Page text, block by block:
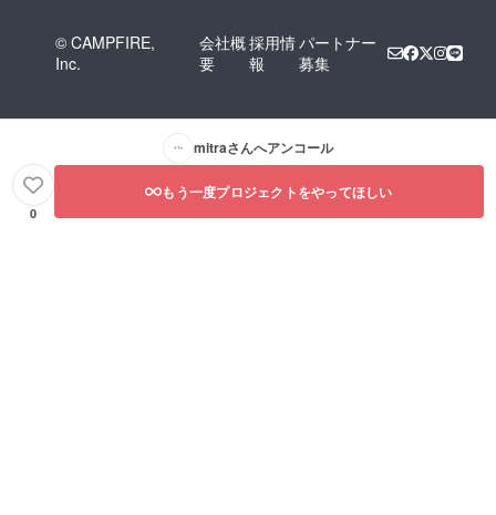
© CAMPFIRE,
Inc.
会社概
要
採用情
報
パートナー
募集
mitraさんへアンコール
0
もう一度プロジェクトをやってほしい